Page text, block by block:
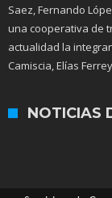
Saez, Fernando
una cooperativa de
actualidad la
Camiscia, Elías
NOTICIAS